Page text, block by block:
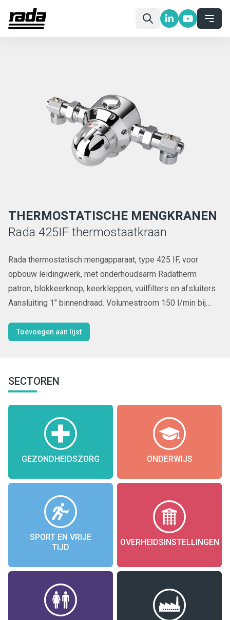
THERMOSTATISCHE MENGKRANEN
Rada 425IF thermostaatkraan
Rada thermostatisch mengapparaat, type 425 IF, voor
opbouw leidingwerk, met onderhoudsarm Radatherm
patron, blokkeerknop, keerkleppen, vuilfilters en afsluiters.
Aansluiting 1" binnendraad. Volumestroom 150 l/min bij
Toevoegen aan lijst
SECTOREN
GEZONDHEIDSZORG ONDERWIJS
SPORT EN VRIJE
TIJD
OVERHEIDSINSTELLINGEN